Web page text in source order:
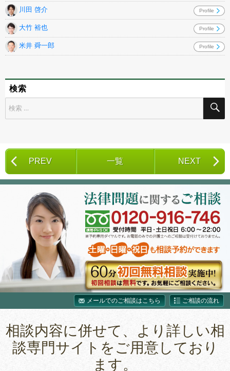
川田 啓介 Profile
大竹 裕也 Profile
米井 舜一郎 Profile
検索
検
PREV 一覧 NEXT
メールでのご相談はこちら ご相談の流れ
相談内容に併せて、より詳しい相
談専門サイトをご用意しており
ます。